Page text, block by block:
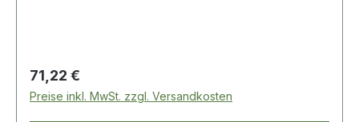
Regulärer Preis:
71,22 €
Preise inkl. MwSt. zzgl. Versandkosten